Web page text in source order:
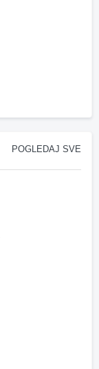
POGLEDAJ SVE